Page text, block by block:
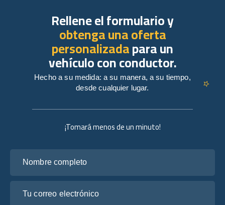
¡Tomará menos de un minuto!
Rellene el formulario y
obtenga una oferta
personalizadapara un
vehículo con conductor.
Hecho a su medida: a su manera, a su tiempo,
desde cualquier lugar.